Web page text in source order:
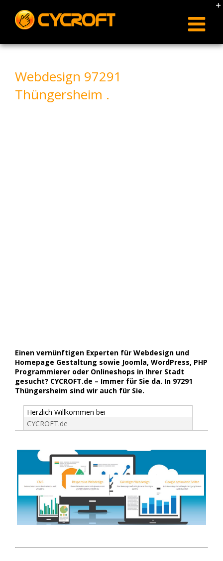
content
Webdesign 97291
Thüngersheim .
Einen vernünftigen Experten für Webdesign und
Homepage Gestaltung sowie Joomla, WordPress, PHP
Programmierer oder Onlineshops in Ihrer Stadt
gesucht? CYCROFT.de – Immer für Sie da. In 97291
Thüngersheim sind wir auch für Sie.
Herzlich Willkommen bei
CYCROFT.de